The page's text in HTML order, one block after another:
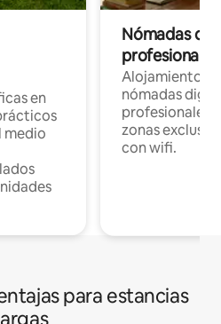
en
medio
Nómadas
Alojamientos
nómadas
profesionales
zonas
con wifi.
para estancias